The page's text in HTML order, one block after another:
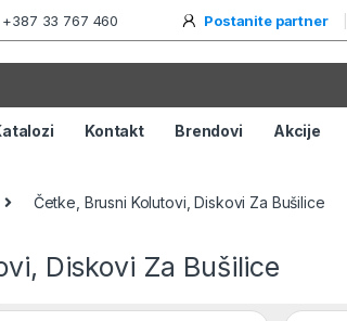
+387 33 767 460 Postanite partner
Kontakt Brendovi Akcije
Četke, Brusni Kolutovi, Diskovi Za Bušilice
Diskovi Za Bušilice